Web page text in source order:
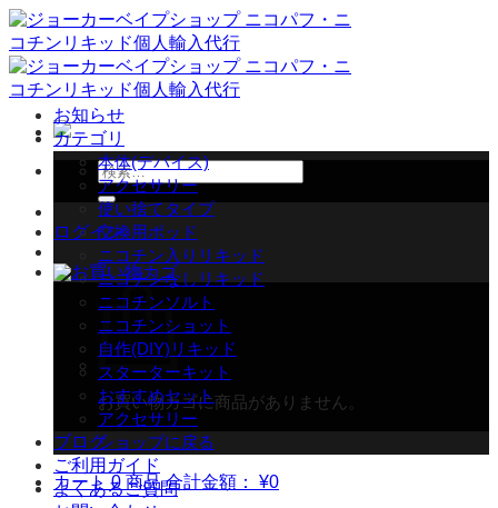
Skip
to
content
検
索
対
象:
ログイン
お買い物カゴに商品がありません。
ショップに戻る
カート0 商品 合計金額： ¥0
お知らせ
カテゴリ
本体(デバイス)
アクセサリー
使い捨てタイプ
交換用ポッド
ニコチン入りリキッド
ニコチンなしリキッド
ニコチンソルト
ニコチンショット
自作(DIY)リキッド
スターターキット
おすすめセット
アクセサリー
ブログ
ご利用ガイド
よくあるご質問